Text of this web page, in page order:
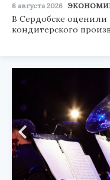
6 августа 2026
В Сердобске
кондитерского